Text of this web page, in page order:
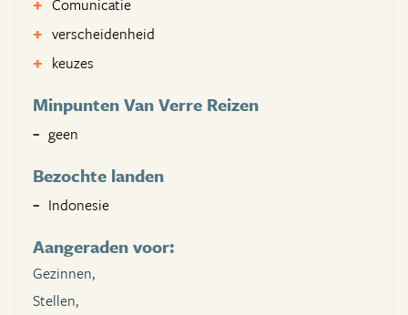
verscheidenheid
keuzes
Minpunten Van Verre Reizen
geen
Bezochte landen
Indonesie
Aangeraden voor:
Gezinnen,
Stellen,